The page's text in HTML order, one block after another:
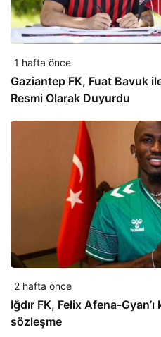
1 hafta önce
Gaziantep FK, Fuat Bavuk
Resmi Olarak Duyurdu
2 hafta önce
Iğdır FK, Felix Afena-
sözleşme